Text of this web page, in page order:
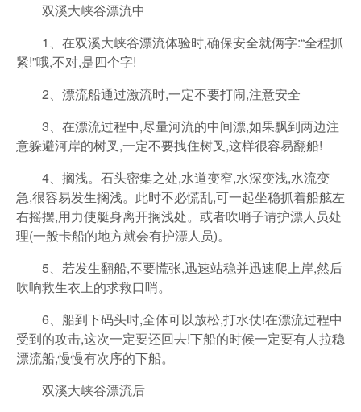
双溪大峡谷漂流中
1、在双溪大峡谷漂流体验时,确保安全就俩字:“全程抓
紧!”哦,不对,是四个字!
2、漂流船通过激流时,一定不要打闹,注意安全
3、在漂流过程中,尽量河流的中间漂,如果飘到两边注
意躲避河岸的树叉,一定不要拽住树叉,这样很容易翻船!
4、搁浅。石头密集之处,水道变窄,水深变浅,水流变
急,很容易发生搁浅。此时不必慌乱,可一起坐稳抓着船舷左
右摇摆,用力使艇身离开搁浅处。或者吹哨子请护漂人员处
理(一般卡船的地方就会有护漂人员)。
5、若发生翻船,不要慌张,迅速站稳并迅速爬上岸,然后
吹响救生衣上的求救口哨。
6、船到下码头时,全体可以放松,打水仗!在漂流过程中
受到的攻击,这次一定要还回去!下船的时候一定要有人拉稳
漂流船,慢慢有次序的下船。
双溪大峡谷漂流后